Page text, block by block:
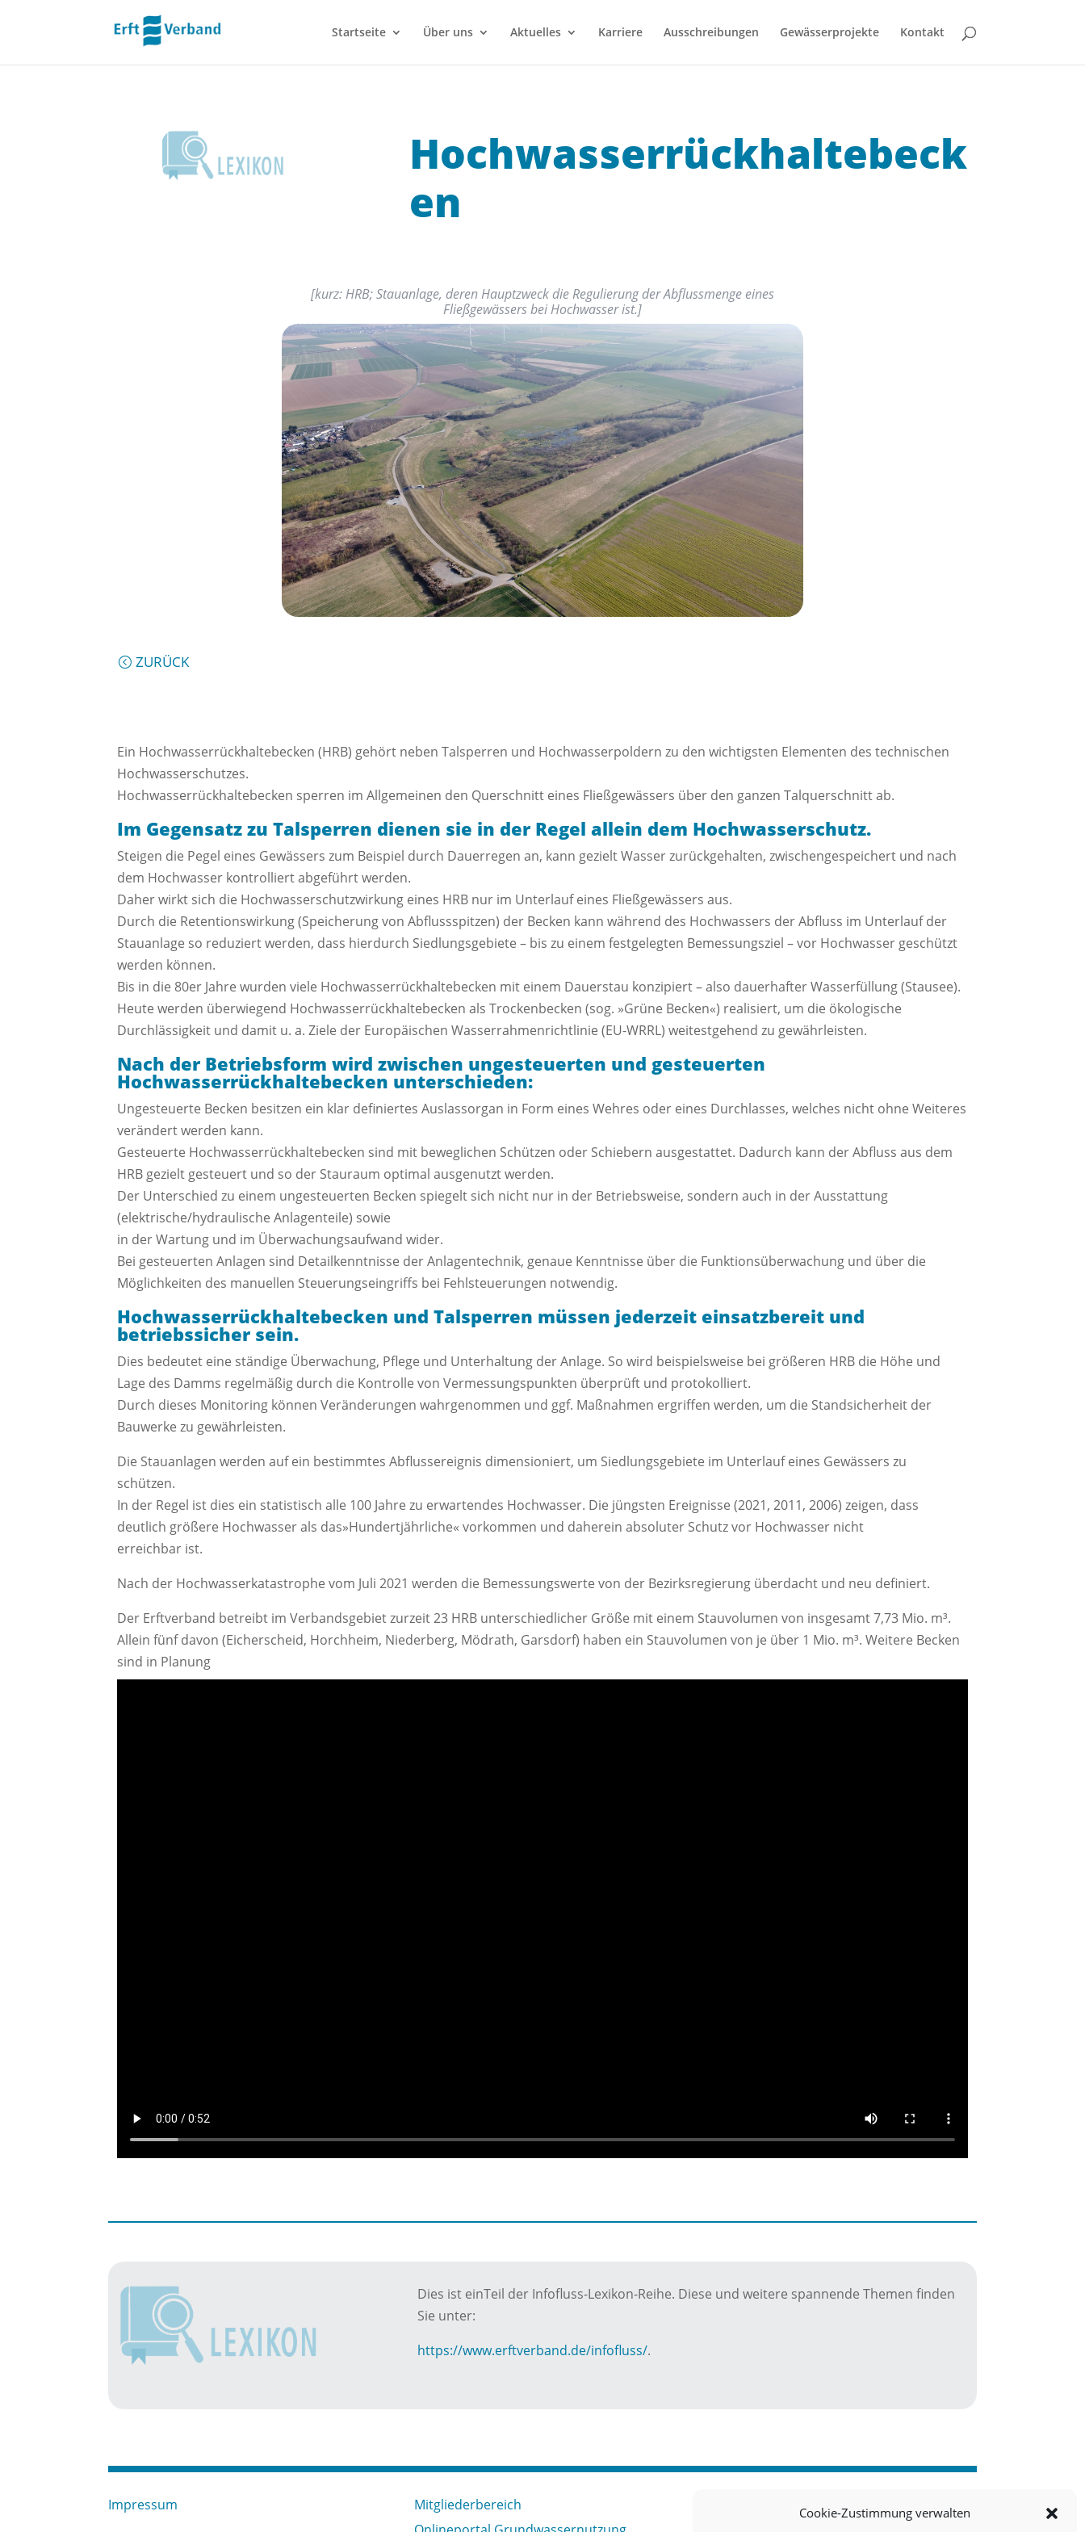
Cookie-Zustimmung verwalten
Startseite Über uns Aktuelles Karriere Ausschreibungen Gewässerprojekte Kontakt
Hochwasserrückhaltebeck
en
[kurz: HRB; Stauanlage, deren Hauptzweck die Regulierung der Abflussmenge eines
Fließgewässers bei Hochwasser ist.]
ZURÜCK
Ein Hochwasserrückhaltebecken (HRB) gehört neben Talsperren und Hochwasserpoldern zu den wichtigsten Elementen des technischen
Hochwasserschutzes.
Hochwasserrückhaltebecken sperren im Allgemeinen den Querschnitt eines Fließgewässers über den ganzen Talquerschnitt ab.
Im Gegensatz zu Talsperren dienen sie in der Regel allein dem Hochwasserschutz.
Steigen die Pegel eines Gewässers zum Beispiel durch Dauerregen an, kann gezielt Wasser zurückgehalten, zwischengespeichert und nach
dem Hochwasser kontrolliert abgeführt werden.
Daher wirkt sich die Hochwasserschutzwirkung eines HRB nur im Unterlauf eines Fließgewässers aus.
Durch die Retentionswirkung (Speicherung von Abflussspitzen) der Becken kann während des Hochwassers der Abfluss im Unterlauf der
Stauanlage so reduziert werden, dass hierdurch Siedlungsgebiete – bis zu einem festgelegten Bemessungsziel – vor Hochwasser geschützt
werden können.
Bis in die 80er Jahre wurden viele Hochwasserrückhaltebecken mit einem Dauerstau konzipiert – also dauerhafter Wasserfüllung (Stausee).
Heute werden überwiegend Hochwasserrückhaltebecken als Trockenbecken (sog. »Grüne Becken«) realisiert, um die ökologische
Durchlässigkeit und damit u. a. Ziele der Europäischen Wasserrahmenrichtlinie (EU-WRRL) weitestgehend zu gewährleisten.
Nach der Betriebsform wird zwischen ungesteuerten und gesteuerten
Hochwasserrückhaltebecken unterschieden:
Ungesteuerte Becken besitzen ein klar definiertes Auslassorgan in Form eines Wehres oder eines Durchlasses, welches nicht ohne Weiteres
verändert werden kann.
Gesteuerte Hochwasserrückhaltebecken sind mit beweglichen Schützen oder Schiebern ausgestattet. Dadurch kann der Abfluss aus dem
HRB gezielt gesteuert und so der Stauraum optimal ausgenutzt werden.
Der Unterschied zu einem ungesteuerten Becken spiegelt sich nicht nur in der Betriebsweise, sondern auch in der Ausstattung
(elektrische/hydraulische Anlagenteile) sowie
in der Wartung und im Überwachungsaufwand wider.
Bei gesteuerten Anlagen sind Detailkenntnisse der Anlagentechnik, genaue Kenntnisse über die Funktionsüberwachung und über die
Möglichkeiten des manuellen Steuerungseingriffs bei Fehlsteuerungen notwendig.
Hochwasserrückhaltebecken und Talsperren müssen jederzeit einsatzbereit und
betriebssicher sein.
Dies bedeutet eine ständige Überwachung, Pflege und Unterhaltung der Anlage. So wird beispielsweise bei größeren HRB die Höhe und
Lage des Damms regelmäßig durch die Kontrolle von Vermessungspunkten überprüft und protokolliert.
Durch dieses Monitoring können Veränderungen wahrgenommen und ggf. Maßnahmen ergriffen werden, um die Standsicherheit der
Bauwerke zu gewährleisten.
Die Stauanlagen werden auf ein bestimmtes Abflussereignis dimensioniert, um Siedlungsgebiete im Unterlauf eines Gewässers zu
schützen.
In der Regel ist dies ein statistisch alle 100 Jahre zu erwartendes Hochwasser. Die jüngsten Ereignisse (2021, 2011, 2006) zeigen, dass
deutlich größere Hochwasser als das»Hundertjährliche« vorkommen und daherein absoluter Schutz vor Hochwasser nicht
erreichbar ist.
Nach der Hochwasserkatastrophe vom Juli 2021 werden die Bemessungswerte von der Bezirksregierung überdacht und neu definiert.
Der Erftverband betreibt im Verbandsgebiet zurzeit 23 HRB unterschiedlicher Größe mit einem Stauvolumen von insgesamt 7,73 Mio. m³.
Allein fünf davon (Eicherscheid, Horchheim, Niederberg, Mödrath, Garsdorf) haben ein Stauvolumen von je über 1 Mio. m³. Weitere Becken
sind in Planung
Dies ist einTeil der Infofluss-Lexikon-Reihe. Diese und weitere spannende Themen finden
Sie unter:
https://www.erftverband.de/infofluss/.
Impressum
Mitgliederbereich